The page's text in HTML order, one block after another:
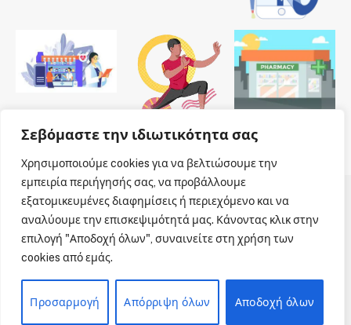
Σεβόμαστε την ιδιωτικότητα σας
Χρησιμοποιούμε cookies για να βελτιώσουμε την
εμπειρία περιήγησής σας, να προβάλλουμε
εξατομικευμένες διαφημίσεις ή περιεχόμενο και να
αναλύουμε την επισκεψιμότητά μας. Κάνοντας κλικ στην
επιλογή "Αποδοχή όλων", συναινείτε στη χρήση των
cookies από εμάς.
Προσαρμογή Απόρριψη όλων Αποδοχή όλων
© 2026 Dailypharmanews. Designed byDailypharmanews
Αρχική Όροι χρήσης
Πολιτική cookies
Πολιτική απορρήτου